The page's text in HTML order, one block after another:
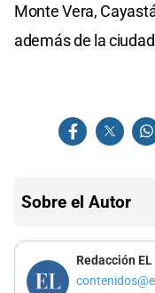
Monte Vera,
además de la
Sobre el Autor
Redacción EL